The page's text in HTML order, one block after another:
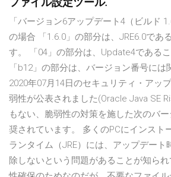
ファイル設定ツール.
「バージョン6アップデート4（ビルド
の場合 「1.6.0」の部分は、JRE6.0であ
す。 「04」の部分は、Update4であるこ
「b12」の部分は、バージョン番号には
2020年07月14日のセキュリティ・アッ
弱性が公表されました(Oracle Java SE
もない、脆弱性の対策を施した次のバ
奨されています。 多くのPCにインスト
ランタイム（JRE）には、アップデート
除しないという問題があることが知ら